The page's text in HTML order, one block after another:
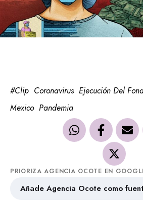
#clip Coronavirus Ejecución Del
Mexico Pandemia
PRIORIZA AGENCIA OCOTE EN
Añade Agencia Ocote como